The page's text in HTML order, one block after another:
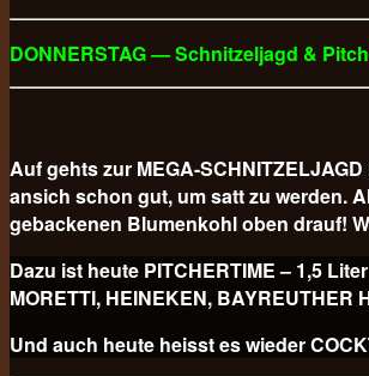
DONNERSTAG — Schnitzeljagd &
Auf gehts zur MEGA-
ansich schon gut, um satt zu werden.
gebackenen Blumenkohl oben drauf!
Dazu ist heute PITCHERTIME – 1,5
MORETTI, HEINEKEN,
Und auch heute heisst es wieder